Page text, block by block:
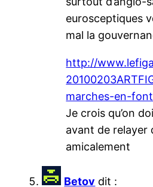
eurosceptiques
mal la
http://
marches-en-
Je crois qu’on
avant de relayer
amicalement
Betov dit :